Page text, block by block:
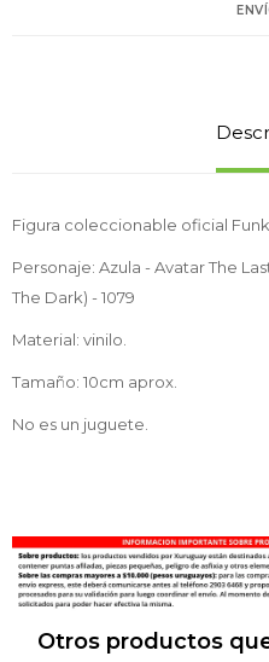
Figura coleccionable oficial
Personaje: Azula - Avatar The
The Dark) - 1079
Material: vinilo.
Tamaño: 10cm aprox.
No es un juguete.
Otros productos